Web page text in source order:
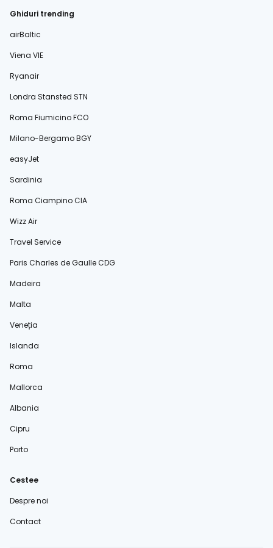
Ghiduri trending
airBaltic
Viena VIE
Ryanair
Londra Stansted STN
Roma Fiumicino FCO
Milano-Bergamo BGY
easyJet
Sardinia
Roma Ciampino CIA
Wizz Air
Travel Service
Paris Charles de Gaulle CDG
Madeira
Malta
Veneția
Islanda
Roma
Mallorca
Albania
Cipru
Porto
Cestee
Despre noi
Contact